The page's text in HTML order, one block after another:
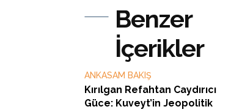
Benzer
İçerikler
ANKASAM BAKIŞ
Kırılgan Refahtan Caydırıcı
Güce: Kuveyt’in Jeopolitik